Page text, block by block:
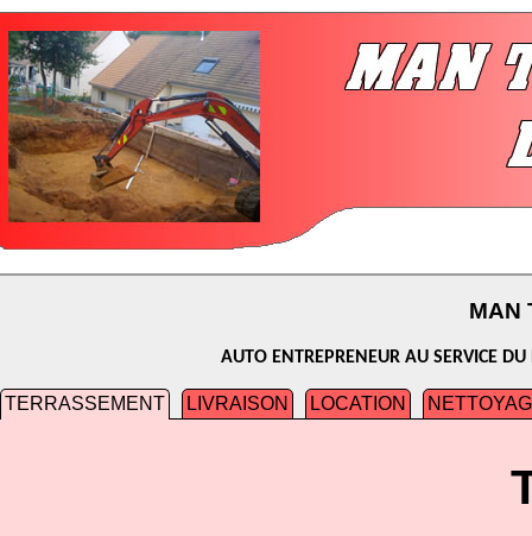
MAN
AUTO ENTREPRENEUR AU SERVICE
TERRASSEMENT LIVRAISON LOCATION